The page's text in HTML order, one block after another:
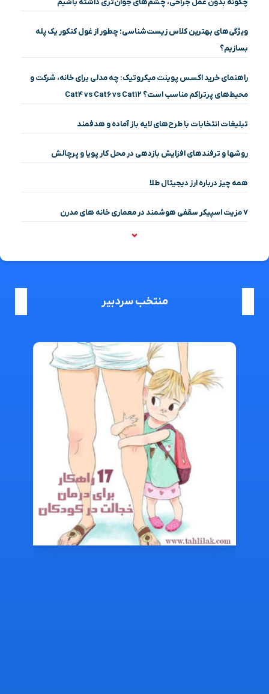
چگونه بدون عمل جراحی، چشم‌های جوان‌تری داشته باشیم
ویژگی‌های بهترین کلاس زیست‌شناسی؛ چطور از غول کنکور یک پله
بسازیم؟
راهنمای خرید اکسس پوینت میکروتیک: چه مدلی برای خانه، شرکت و
محیط‌های پرتراکم مناسب است؟ Cat4 vs Cat6 vs Cat12
تبلیغات انتخابات با طرح‌های لایه باز آماده و هدفمند
روشها و ترفندهای افزایش بازدهی در محل کار پویا و پرچالش
همه چیز درباره ارز دیجیتال طلا
۷ مزیت اسپیکر سقفی هوشمند در معماری خانه‌ های مدرن
منتخب سردبیر